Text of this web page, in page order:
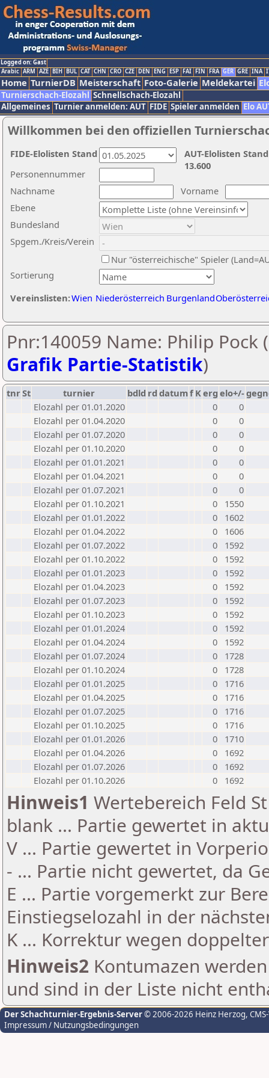
Logged on: Gast
Arabic ARM AZE BIH BUL CAT CHN CRO CZE DEN ENG ESP FAI FIN FRA GER GRE INA
Home TurnierDB Meisterschaft Foto-Galerie Meldekartei
Turnierschach-Elozahl Schnellschach-Elozahl
Allgemeines Turnier anmelden: AUT FIDE Spieler anmelden Elo
Willkommen bei den offiziellen
Nachname
Vorname
Ebene
Sortierung
Personennummer
Bundesland
Spgem./Kreis/Verein
Nur "österreichische" Spieler
Vereinslisten:Wien Niederösterreich Burgenland
AUT-Elolisten
13.600
FIDE-Elolisten Stand
Pnr:140059 Name: Philip Pock (
Grafik Partie-Statistik)
tnrSt turnier bdld rd datumf Kerg elo+/-
Elozahl per 01.01.2020
0
0
Elozahl per 01.04.2020
0
0
Elozahl per 01.07.2020
0
0
Elozahl per 01.10.2020
0
0
Elozahl per 01.01.2021
0
0
Elozahl per 01.04.2021
0
0
Elozahl per 01.07.2021
0
0
Elozahl per 01.10.2021
0
1550
Elozahl per 01.01.2022
0
1602
Elozahl per 01.04.2022
0
1606
Elozahl per 01.07.2022
0
1592
Elozahl per 01.10.2022
0
1592
Elozahl per 01.01.2023
0
1592
Elozahl per 01.04.2023
0
1592
Elozahl per 01.07.2023
0
1592
Elozahl per 01.10.2023
0
1592
Elozahl per 01.01.2024
0
1592
Elozahl per 01.04.2024
0
1592
Elozahl per 01.07.2024
0
1728
Elozahl per 01.10.2024
0
1728
Elozahl per 01.01.2025
0
1716
Elozahl per 01.04.2025
0
1716
Elozahl per 01.07.2025
0
1716
Elozahl per 01.10.2025
0
1716
Elozahl per 01.01.2026
0
1710
Elozahl per 01.04.2026
0
1692
Elozahl per 01.07.2026
0
1692
Elozahl per 01.10.2026
0 1692
Hinweis1 Wertebereich Feld
blank ... Partie gewertet in
V ... Partie gewertet in
- ... Partie nicht gewertet, da
E ... Partie vorgemerkt zur
Einstiegselozahl in der
K ... Korrektur wegen
Hinweis2 Kontumazen
und sind in der Liste nicht
Der Schachturnier-Ergebnis-Server© 2006-2026 Heinz Herzog,
Impressum / Nutzungsbedingungen